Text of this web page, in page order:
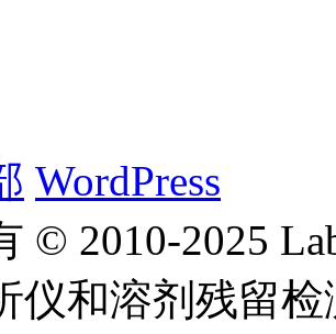
WordPress
© 2010-2025
仪和溶剂残留